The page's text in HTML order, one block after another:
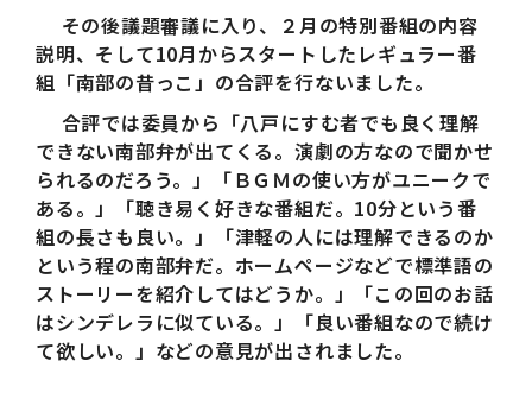
その後議題審議に入り、２月の特別番組の内容
説明、そして10月からスタートしたレギュラー番
組「南部の昔っこ」の合評を行ないました。
合評では委員から「八戸にすむ者でも良く理解
できない南部弁が出てくる。演劇の方なので聞かせ
られるのだろう。」「ＢＧＭの使い方がユニークで
ある。」「聴き易く好きな番組だ。10分という番
組の長さも良い。」「津軽の人には理解できるのか
という程の南部弁だ。ホームページなどで標準語の
ストーリーを紹介してはどうか。」「この回のお話
はシンデレラに似ている。」「良い番組なので続け
て欲しい。」などの意見が出されました。